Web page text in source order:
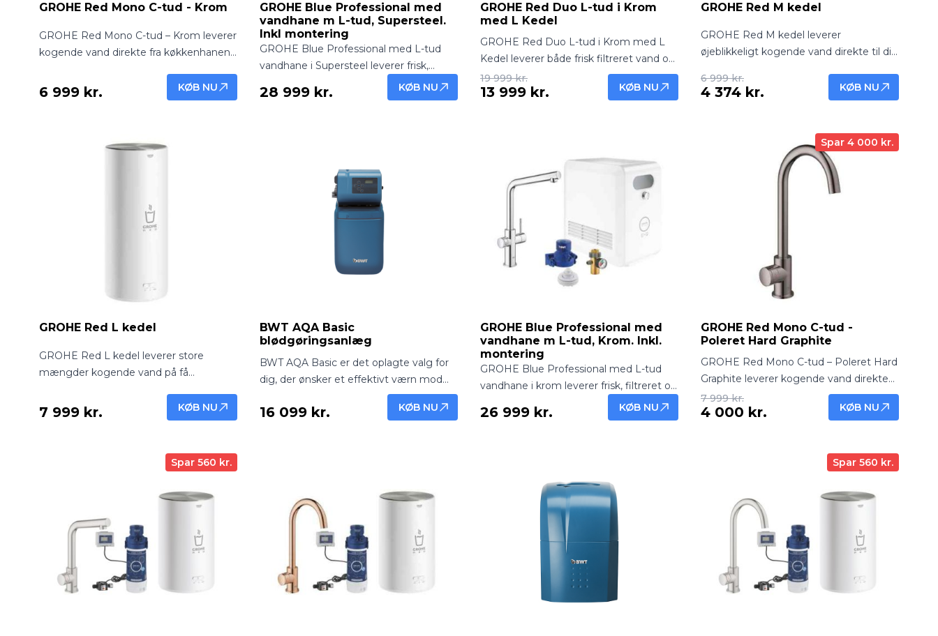
GROHE Red Mono C-tud - Krom
GROHE Red Mono C-tud – Krom leverer
kogende vand direkte fra køkkenhanen
Ideel til te, kaffe og hurtig madlavning.
6 999 kr. KØB NU
GROHE Blue Professional med
vandhane m L-tud, Supersteel.
Inkl montering
GROHE Blue Professional med L-tud
vandhane i Supersteel leverer frisk,
filtreret og afkølet vand direkte fra
hanen. Professionel løsning med
28 999 kr. KØB NU
GROHE Red Duo L-tud i Krom
med L Kedel
GROHE Red Duo L-tud i Krom med L
Kedel leverer både frisk filtreret vand og
kogende vand direkte fra hanen.
Elegant og funktionel løsning til
19 999 kr.
13 999 kr. KØB NU
GROHE Red M kedel
GROHE Red M kedel leverer
øjeblikkeligt kogende vand direkte til din
energieffektiv og ideel til hurtig
tilberedning af te, kaffe og madlavning.
6 999 kr.
4 374 kr. KØB NU
GROHE Red L kedel
GROHE Red L kedel leverer store
mængder kogende vand på få
køkkener, hvor der er brug for
effektivitet, komfort og sikkerhed.
7 999 kr. KØB NU
BWT AQA Basic
blødgøringsanlæg
BWT AQA Basic er det oplagte valg for
dig, der ønsker et effektivt værn mod
kalk uden at betale for avancerede
smart-funktioner. Dette kompakte
der beskytter dit hjem og forlænger
levetiden på dine apparater dag efter
16 099 kr. KØB NU
GROHE Blue Professional med
vandhane m L-tud, Krom. Inkl.
montering
GROHE Blue Professional med L-tud
vandhane i krom leverer frisk, filtreret og
afkølet vand direkte fra hanen.
Professionel løsning med elegant
26 999 kr. KØB NU
Spar 4 000 kr.
GROHE Red Mono C-tud -
Poleret Hard Graphite
GROHE Red Mono C-tud – Poleret Hard
Graphite leverer kogende vand direkte
fra køkkenhanen med stilfuld og holdbar
Hard Graphite-finish. Perfekt til te, kaffe
7 999 kr.
4 000 kr. KØB NU
Spar 560 kr. Spar 560 kr.